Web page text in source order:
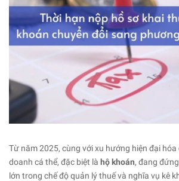
Từ năm 2025, cùng với xu hướng hiện đại hóa
doanh cá thể, đặc biệt là hộ khoán, đang
lớn trong chế độ quản lý thuế và nghĩa vụ kê